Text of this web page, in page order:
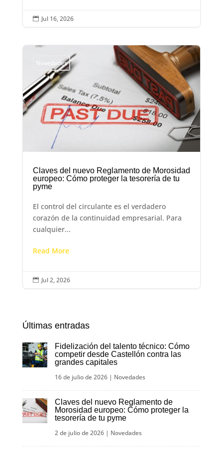
 Jul 16, 2026
Novedades
Claves del nuevo Reglamento de Morosidad
europeo: Cómo proteger la tesorería de tu
pyme
El control del circulante es el verdadero
corazón de la continuidad empresarial. Para
cualquier...
Read More
 Jul 2, 2026
Últimas entradas
Fidelización del talento técnico: Cómo
competir desde Castellón contra las
grandes capitales
16 de julio de 2026| Novedades
Claves del nuevo Reglamento de
Morosidad europeo: Cómo proteger la
tesorería de tu pyme
2 de julio de 2026| Novedades